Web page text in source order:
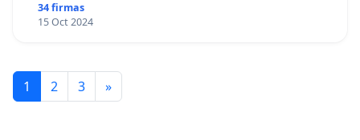
34 firmas
15 Oct 2024
1 2 3 »